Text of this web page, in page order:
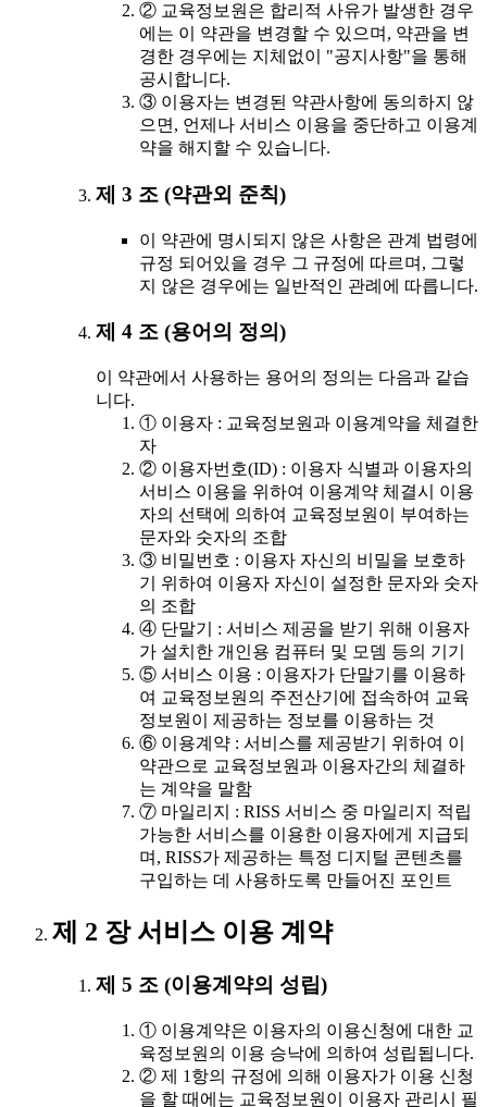
② 교육정보원은 합리적 사유가 발생한 경우
에는 이 약관을 변경할 수 있으며, 약관을 변
경한 경우에는 지체없이 "공지사항"을 통해
공시합니다.
③ 이용자는 변경된 약관사항에 동의하지 않
으면, 언제나 서비스 이용을 중단하고 이용계
약을 해지할 수 있습니다.
제 3 조 (약관외 준칙)
이 약관에 명시되지 않은 사항은 관계 법령에
규정 되어있을 경우 그 규정에 따르며, 그렇
지 않은 경우에는 일반적인 관례에 따릅니다.
제 4 조 (용어의 정의)
이 약관에서 사용하는 용어의 정의는 다음과 같습
니다.
① 이용자 : 교육정보원과 이용계약을 체결한
자
② 이용자번호(ID) : 이용자 식별과 이용자의
서비스 이용을 위하여 이용계약 체결시 이용
자의 선택에 의하여 교육정보원이 부여하는
문자와 숫자의 조합
③ 비밀번호 : 이용자 자신의 비밀을 보호하
기 위하여 이용자 자신이 설정한 문자와 숫자
의 조합
④ 단말기 : 서비스 제공을 받기 위해 이용자
가 설치한 개인용 컴퓨터 및 모뎀 등의 기기
⑤ 서비스 이용 : 이용자가 단말기를 이용하
여 교육정보원의 주전산기에 접속하여 교육
정보원이 제공하는 정보를 이용하는 것
⑥ 이용계약 : 서비스를 제공받기 위하여 이
약관으로 교육정보원과 이용자간의 체결하
는 계약을 말함
⑦ 마일리지 : RISS 서비스 중 마일리지 적립
가능한 서비스를 이용한 이용자에게 지급되
며, RISS가 제공하는 특정 디지털 콘텐츠를
구입하는 데 사용하도록 만들어진 포인트
제 2 장 서비스 이용 계약
제 5 조 (이용계약의 성립)
① 이용계약은 이용자의 이용신청에 대한 교
육정보원의 이용 승낙에 의하여 성립됩니다.
② 제 1항의 규정에 의해 이용자가 이용 신청
을 할 때에는 교육정보원이 이용자 관리시 필